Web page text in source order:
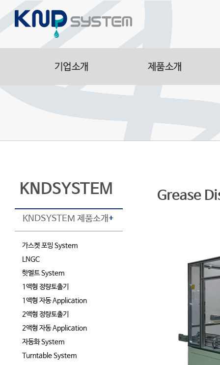
Manufacturing
Smart Logistics
KNDSYSTEM
KNDSYSTEM 제품소개+
가스켓 포밍 System
LNGC
핫멜트 System
1액형 정량토출기
1액형 자동 Application
2액형 정량토출기
2액형 자동 Application
자동화 System
Turntable System
Grease